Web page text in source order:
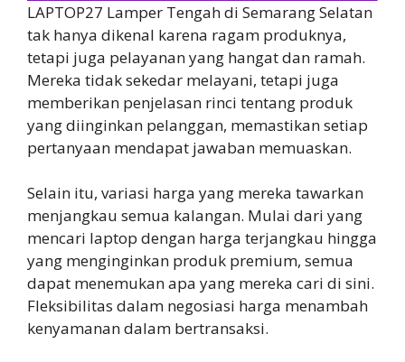
LAPTOP27 Lamper Tengah di Semarang Selatan
tak hanya dikenal karena ragam produknya,
tetapi juga pelayanan yang hangat dan ramah.
Mereka tidak sekedar melayani, tetapi juga
memberikan penjelasan rinci tentang produk
yang diinginkan pelanggan, memastikan setiap
pertanyaan mendapat jawaban memuaskan.
Selain itu, variasi harga yang mereka tawarkan
menjangkau semua kalangan. Mulai dari yang
mencari laptop dengan harga terjangkau hingga
yang menginginkan produk premium, semua
dapat menemukan apa yang mereka cari di sini.
Fleksibilitas dalam negosiasi harga menambah
kenyamanan dalam bertransaksi.